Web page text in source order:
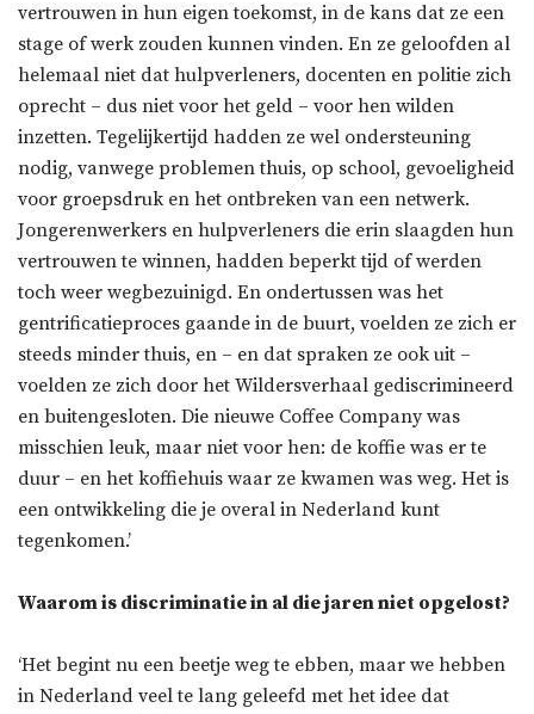
vertrouwen in hun eigen toekomst, in de kans dat ze een
stage of werk zouden kunnen vinden. En ze geloofden al
helemaal niet dat hulpverleners, docenten en politie zich
oprecht – dus niet voor het geld – voor hen wilden
inzetten. Tegelijkertijd hadden ze wel ondersteuning
nodig, vanwege problemen thuis, op school, gevoeligheid
voor groepsdruk en het ontbreken van een netwerk.
Jongerenwerkers en hulpverleners die erin slaagden hun
vertrouwen te winnen, hadden beperkt tijd of werden
toch weer wegbezuinigd. En ondertussen was het
gentrificatieproces gaande in de buurt, voelden ze zich er
steeds minder thuis, en – en dat spraken ze ook uit –
voelden ze zich door het Wildersverhaal gediscrimineerd
en buitengesloten. Die nieuwe Coffee Company was
misschien leuk, maar niet voor hen: de koffie was er te
duur – en het koffiehuis waar ze kwamen was weg. Het is
een ontwikkeling die je overal in Nederland kunt
tegenkomen.’
Waarom is discriminatie in al die jaren niet opgelost?
‘Het begint nu een beetje weg te ebben, maar we hebben
in Nederland veel te lang geleefd met het idee dat